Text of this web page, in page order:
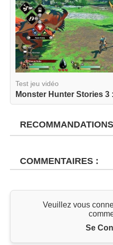
Test jeu vidéo
Monster Hunter Stories 3
COMMENTAIRES :
Veuillez vous
Se